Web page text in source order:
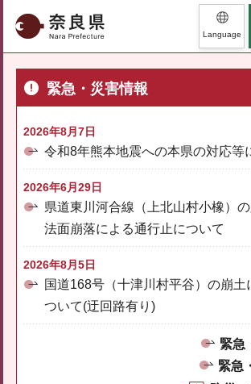
奈良県 Language
緊急・災害情報
2026年8月7日
令和8年熊本地震への本県の対応等
2026年6月29日
県道東川河合線（上北山村小橡）
法面崩落による通行止について
2026年8月5日
国道168号（十津川村平谷）の崩土
ついて(迂回路有り)
緊急
緊急